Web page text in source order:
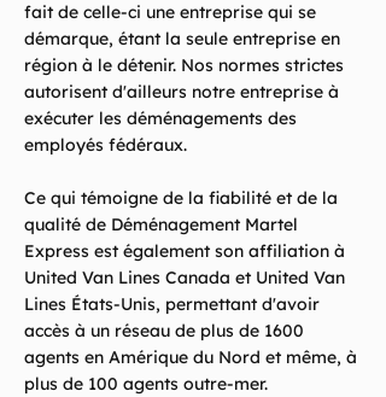
fait de celle-ci une entreprise qui se
démarque, étant la seule entreprise en
région à le détenir. Nos normes strictes
autorisent d'ailleurs notre entreprise à
exécuter les déménagements des
employés fédéraux.
Ce qui témoigne de la fiabilité et de la
qualité de Déménagement Martel
Express est également son affiliation à
United Van Lines Canada et United Van
Lines États-Unis, permettant d'avoir
accès à un réseau de plus de 1600
agents en Amérique du Nord et même, à
plus de 100 agents outre-mer.